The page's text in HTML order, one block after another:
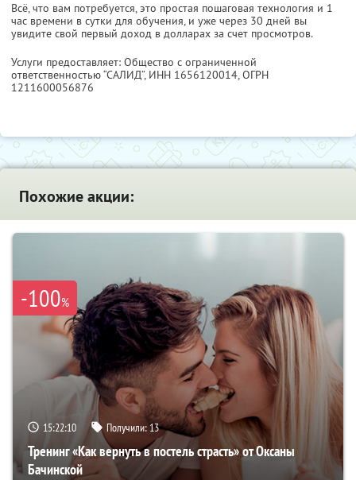
Всё, что вам потребуется, это простая пошаговая технология и 1
час времени в сутки для обучения, и уже через 30 дней вы
увидите свой первый доход в долларах за счет просмотров.
Услуги предоставляет: Общество с ограниченной
ответственностью “САЛИД”, ИНН 1656120014, ОГРН
1211600056876
Похожие акции:
-100%
15:22:09 Получили:13
Тренинг «Как вернуть в постель страсть» от Оксаны
Бачинской